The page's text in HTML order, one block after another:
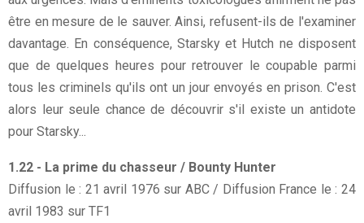
être en mesure de le sauver. Ainsi, refusent-ils de l'examiner
davantage. En conséquence, Starsky et Hutch ne disposent
que de quelques heures pour retrouver le coupable parmi
tous les criminels qu'ils ont un jour envoyés en prison. C'est
alors leur seule chance de découvrir s'il existe un antidote
pour Starsky...
1.22 - La prime du chasseur / Bounty Hunter
Diffusion le : 21 avril 1976 sur ABC / Diffusion France le : 24
avril 1983 sur TF1